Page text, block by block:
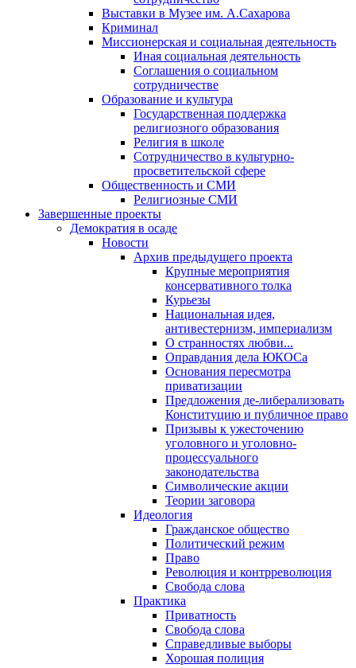
Выставки в Музее им. А.Сахарова
Криминал
Миссионерская и социальная деятельность
Иная социальная деятельность
Соглашения о социальном
сотрудничестве
Образование и культура
Государственная поддержка
религиозного образования
Религия в школе
Сотрудничество в культурно-
просветительской сфере
Общественность и СМИ
Религиозные СМИ
Завершенные проекты
Демократия в осаде
Новости
Архив предыдущего проекта
Крупные мероприятия
консервативного толка
Курьезы
Национальная идея,
антивестернизм, империализм
О странностях любви...
Оправдания дела ЮКОСа
Основания пересмотра
приватизации
Предложения де-либерализовать
Конституцию и публичное право
Призывы к ужесточению
уголовного и уголовно-
процессуального
законодательства
Символические акции
Теории заговора
Идеология
Гражданское общество
Политический режим
Право
Революция и контрреволюция
Свобода слова
Практика
Приватность
Свобода слова
Справедливые выборы
Хорошая полиция